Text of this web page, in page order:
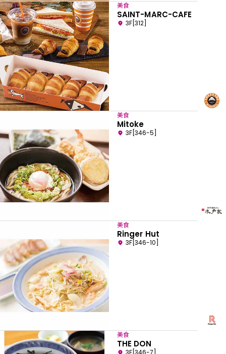
美食
SAINT-MARC-CAFE
3F[312]
美食
Mitoke
3F[346-5]
美食
Ringer Hut
3F[346-10]
美食
THE DON